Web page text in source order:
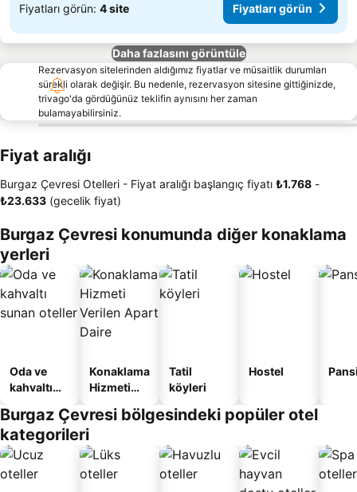
Fiyatları görün: 4 site Fiyatları görün
Daha fazlasını görüntüle
Rezervasyon sitelerinden aldığımız fiyatlar ve müsaitlik durumları
sürekli olarak değişir. Bu nedenle, rezervasyon sitesine gittiğinizde,
trivago'da gördüğünüz teklifin aynısını her zaman
bulamayabilirsiniz.
Fiyat aralığı
Burgaz Çevresi Otelleri - Fiyat aralığı başlangıç fiyatı ‎₺1.768 -
‎₺23.633 (gecelik fiyat)
Burgaz Çevresi konumunda diğer konaklama
yerleri
Oda ve
kahvaltı
oteller
Konaklama
Hizmeti
Apart
Tatil
köyleri
Hostel
Burgaz Çevresi bölgesindeki popüler otel
kategorileri